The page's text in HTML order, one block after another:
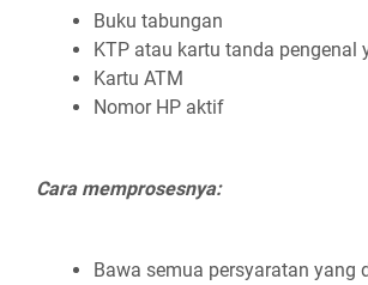
Buku tabungan
KTP atau kartu tanda pengenal
Kartu ATM
Nomor HP aktif
Cara memprosesnya:
Bawa semua persyaratan yang